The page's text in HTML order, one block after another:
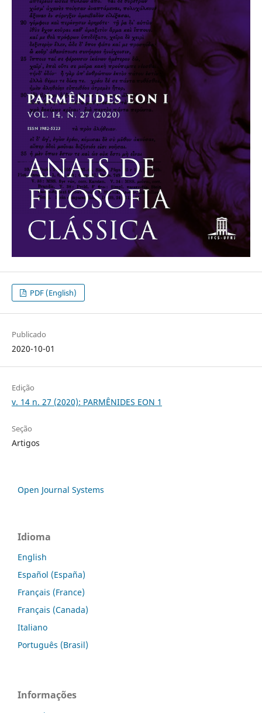
PDF (English)
Publicado
2020-10-01
Edição
v. 14 n. 27 (2020): PARMÊNIDES EON 1
Seção
Artigos
Open Journal Systems
Idioma
English
Español (España)
Français (France)
Français (Canada)
Italiano
Português (Brasil)
Informações